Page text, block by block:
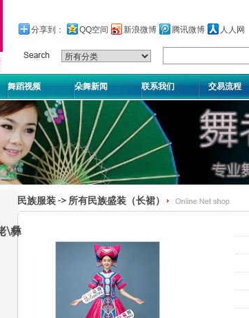
分享到： QQ空间 新浪微博 腾讯微博 人人网
舞蹈视频 朵舞新闻 联系我们 交易流程
\彝
民族服装-> 所有民族盛装（长裙）